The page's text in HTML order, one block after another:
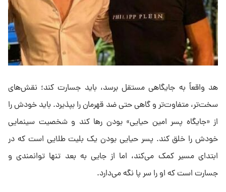
هد واقعاً به جایگاهی مستقل برسد، باید جسارت کند؛ نقش‌های
سخت‌تر، متفاوت‌تر و گاهی حتی ضد قهرمان را بپذیرد. باید خودش را
از «جایگاه پسر امین حیایی» بودن رها کند و شخصیت سینمایی
خودش را خلق کند. پسر حیایی بودن یک بلیت طلایی است که در
ابتدای مسیر کمک می‌کند، اما از جایی به بعد تنها توانمندی و
جسارت است که او را سر پا نگه می‌دارد.